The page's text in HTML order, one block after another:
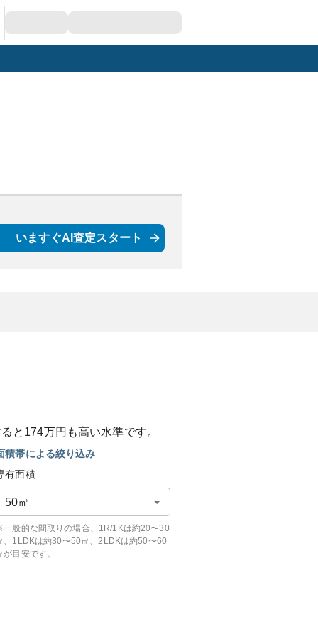
いますぐAI査定スタート
と 174万円も高い水準です。
積帯による絞り込み
有面積
50㎡
般的な間取りの場合、1R/1Kは約20〜30
、1LDKは約30〜50㎡、2LDKは約50〜60
が目安です。